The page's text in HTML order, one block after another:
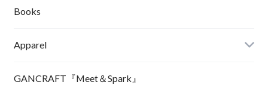
Books
Apparel
GANCRAFT『Meet＆Spark』